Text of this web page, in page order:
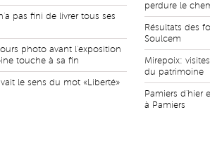
pas fini de livrer tous ses
photo avant l'exposition
touche à sa fin
le sens du mot «Liberté»
perdure le
Résultats des
Soulcem
Mirepoix:
du patrimoine
Pamiers d'hier
à Pamiers